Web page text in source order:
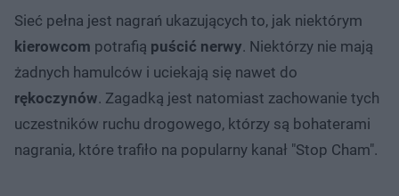
Sieć pełna jest nagrań ukazujących to, jak niektórym
kierowcom potrafią puścić nerwy. Niektórzy nie mają
żadnych hamulców i uciekają się nawet do
rękoczynów. Zagadką jest natomiast zachowanie tych
uczestników ruchu drogowego, którzy są bohaterami
nagrania, które trafiło na popularny kanał "Stop Cham".